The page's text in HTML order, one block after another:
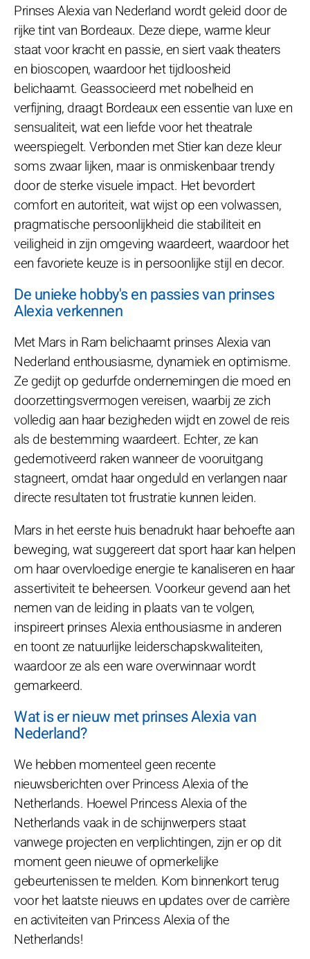
Prinses Alexia van Nederland wordt geleid door de
rijke tint van Bordeaux. Deze diepe, warme kleur
staat voor kracht en passie, en siert vaak theaters
en bioscopen, waardoor het tijdloosheid
belichaamt. Geassocieerd met nobelheid en
verfijning, draagt Bordeaux een essentie van luxe en
sensualiteit, wat een liefde voor het theatrale
weerspiegelt. Verbonden met Stier kan deze kleur
soms zwaar lijken, maar is onmiskenbaar trendy
door de sterke visuele impact. Het bevordert
comfort en autoriteit, wat wijst op een volwassen,
pragmatische persoonlijkheid die stabiliteit en
veiligheid in zijn omgeving waardeert, waardoor het
een favoriete keuze is in persoonlijke stijl en decor.
De unieke hobby's en passies van prinses
Alexia verkennen
Met Mars in Ram belichaamt prinses Alexia van
Nederland enthousiasme, dynamiek en optimisme.
Ze gedijt op gedurfde ondernemingen die moed en
doorzettingsvermogen vereisen, waarbij ze zich
volledig aan haar bezigheden wijdt en zowel de reis
als de bestemming waardeert. Echter, ze kan
gedemotiveerd raken wanneer de vooruitgang
stagneert, omdat haar ongeduld en verlangen naar
directe resultaten tot frustratie kunnen leiden.
Mars in het eerste huis benadrukt haar behoefte aan
beweging, wat suggereert dat sport haar kan helpen
om haar overvloedige energie te kanaliseren en haar
assertiviteit te beheersen. Voorkeur gevend aan het
nemen van de leiding in plaats van te volgen,
inspireert prinses Alexia enthousiasme in anderen
en toont ze natuurlijke leiderschapskwaliteiten,
waardoor ze als een ware overwinnaar wordt
gemarkeerd.
Wat is er nieuw met prinses Alexia van
Nederland?
We hebben momenteel geen recente
nieuwsberichten over Princess Alexia of the
Netherlands. Hoewel Princess Alexia of the
Netherlands vaak in de schijnwerpers staat
vanwege projecten en verplichtingen, zijn er op dit
moment geen nieuwe of opmerkelijke
gebeurtenissen te melden. Kom binnenkort terug
voor het laatste nieuws en updates over de carrière
en activiteiten van Princess Alexia of the
Netherlands!